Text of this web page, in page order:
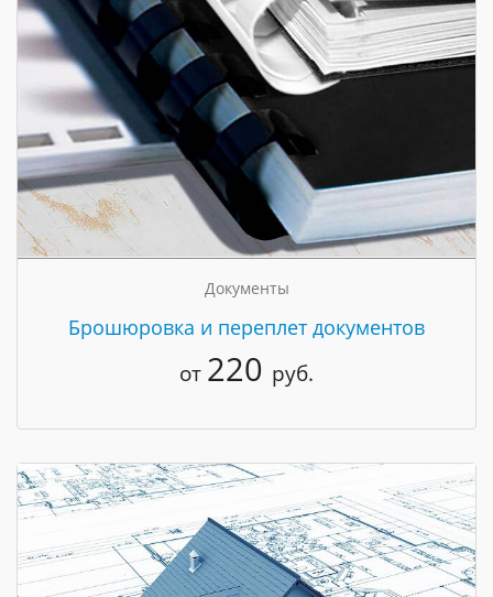
Документы
Брошюровка и переплет документов
от 220 руб.